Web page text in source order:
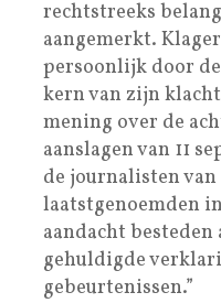
rechtstreeks
aangemerkt.
persoonlijk door
kern van zijn
mening over de
aanslagen van 11
de journalisten
laatstgenoemden
aandacht
gehuldigde
gebeurtenissen.”